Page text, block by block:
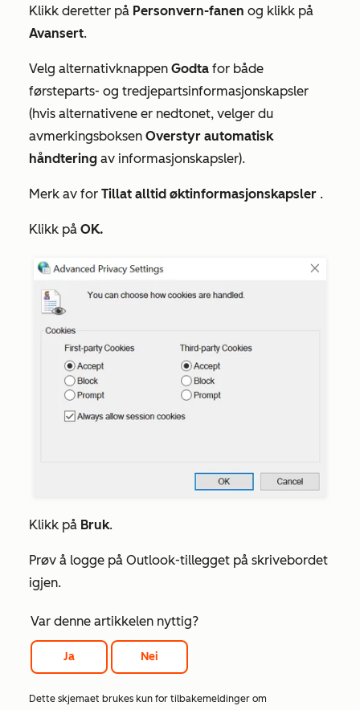
Klikk deretter på Personvern-fanen og klikk på
Avansert.
Velg alternativknappen Godta for både
førsteparts- og tredjepartsinformasjonskapsler
(hvis alternativene er nedtonet, velger du
avmerkingsboksen Overstyr automatisk
håndtering av informasjonskapsler).
Merk av for Tillat alltid øktinformasjonskapsler .
Klikk på OK.
Klikk på Bruk.
Prøv å logge på Outlook-tillegget på skrivebordet
igjen.
Var denne artikkelen nyttig?
Ja Nei
Dette skjemaet brukes kun for tilbakemeldinger om